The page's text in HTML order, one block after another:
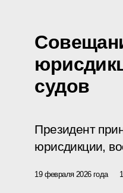
судов
Президент
юрисдикции,
19 февраля 2026 года